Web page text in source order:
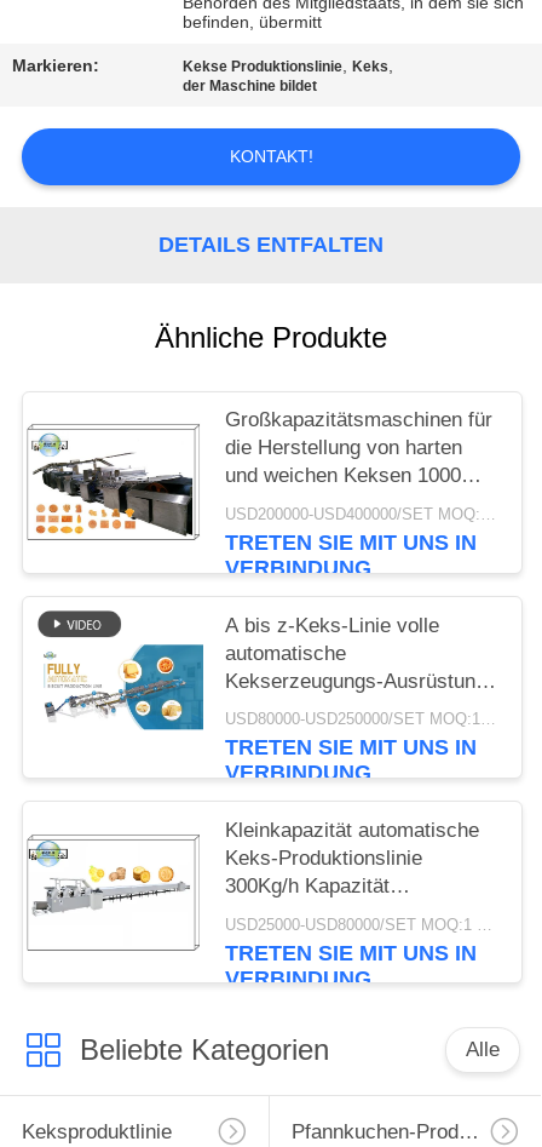
PRIVACY
befinden, übermitt
Markieren: Kekse Produktionslinie ,Keks
der Maschine bildet
KONTAKT!
DETAILS ENTFALTEN
Ähnliche Produkte
Großkapazitätsmaschinen für
die Herstellung von harten
und weichen Keksen 1000
kg/h
USD200000-USD400000/SET MOQ:1 Satz
TRETEN SIE MIT UNS IN
VERBINDUNG
A bis z-Keks-Linie volle
automatische
Kekserzeugungs-Ausrüstung
der Keks-Produktlinie-
500kg/H
USD80000-USD250000/SET MOQ:1 Satz
TRETEN SIE MIT UNS IN
VERBINDUNG
Kleinkapazität automatische
Keks-Produktionslinie
300Kg/h Kapazität
Edelstahlmaterial
TRETEN SIE MIT UNS IN
VERBINDUNG
Beliebte Kategorien Alle
Keksproduktlinie Pfannkuchen-Produktionslinie